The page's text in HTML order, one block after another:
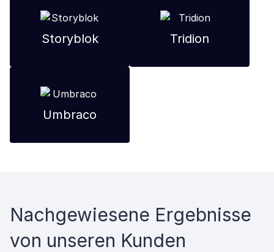
Storyblok Tridion
Umbraco
Nachgewiesene Ergebnisse
von unseren Kunden